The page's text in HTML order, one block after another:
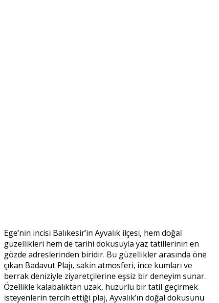
Ege’nin incisi Balıkesir’in Ayvalık ilçesi, hem doğal
güzellikleri hem de tarihi dokusuyla yaz tatillerinin en
gözde adreslerinden biridir. Bu güzellikler arasında öne
çıkan Badavut Plajı, sakin atmosferi, ince kumları ve
berrak deniziyle ziyaretçilerine eşsiz bir deneyim sunar.
Özellikle kalabalıktan uzak, huzurlu bir tatil geçirmek
isteyenlerin tercih ettiği plaj, Ayvalık’ın doğal dokusunu